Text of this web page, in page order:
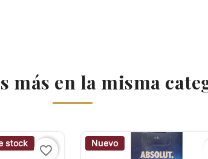
más en la misma
stock
favorite_border
Nuevo